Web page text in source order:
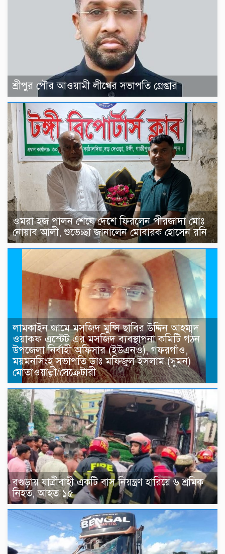
শ্রীপুর পৌর আওয়ামী লীগের সভাপতি গ্রেপ্তার
ওমরা হজ পালন শেষে দেশে ফিরলেন পীরজাদা মোঃ
নোয়াব আলী, শুভেচ্ছা জানালেন মোবারক হোসেন রনি
লামকাইন জামে মসজিদ মুন্সি ছাবির উদ্দিন আহম্মদ
ওয়াক্ফ এস্টেট এর মসজিদ ব্যবস্থাপনা কমিটি গঠন
উপজেলা নির্বাহী অফিসার (ইউএনও), গফরগাঁও,
ময়মনসিংহ সভাপতি ডাঃ মফিজুল ইসলাম (সুমন)
মোতাওয়াল্লী/সেক্রেটারী
বগুড়ায় যাত্রীবাহী একটি বাস নিয়ন্ত্রণ হারিয়ে ৬ শ্রমিক
নিহত, আহত ১৫